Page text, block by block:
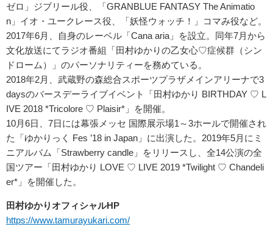
ゼロ」ジブリール役、「GRANBLUE FANTASY The Animatio
n」イオ・ユークレース役、「妖怪ウォッチ！」コマみ役など。
2017年6月、自身のレーベル「Cana aria」を設立。同年7月から
文化放送にてラジオ番組「田村ゆかりの乙女心♡症候群（シン
ドローム）」のパーソナリティーを務めている。
2018年2月、武蔵野の森総合スポーツプラザメインアリーナで3
daysのバースデーライブイベント「田村ゆかり BIRTHDAY ♡ L
IVE 2018 *Tricolore ♡ Plaisir*」を開催。
10月6日、7日には幕張メッセ 国際展示場1～3ホールで開催され
た「ゆかりっく Fes ’18 in Japan」に出演した。2019年5月にミ
ニアルバム「Strawberry candle」をリリースし、全14公演の全
国ツアー「田村ゆかり LOVE ♡ LIVE 2019 *Twilight ♡ Chandeli
er*」を開催した。
田村ゆかりオフィシャルHP
https://www.tamurayukari.com/